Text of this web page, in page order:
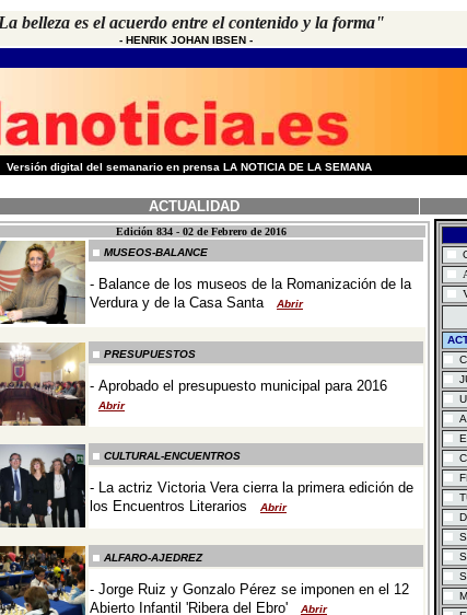
belleza es el acuerdo entre el contenido y la forma"
- HENRIK JOHAN IBSEN -
Versión digital del semanario en prensa LA NOTICIA DE LA SEMANA
ACTUALIDAD